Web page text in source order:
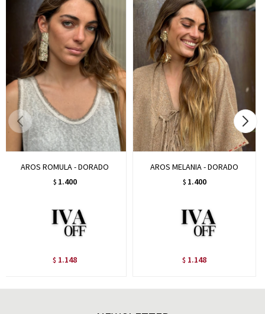
AROS ROMULA - DORADO
$ 1.400
$ 1.148
AROS MELANIA - DORADO
$ 1.400
$ 1.148